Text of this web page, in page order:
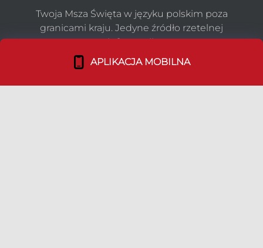
Twoja Msza Święta w języku polskim poza
granicami kraju. Jedyne źródło rzetelnej
informacji.
APLIKACJA MOBILNA